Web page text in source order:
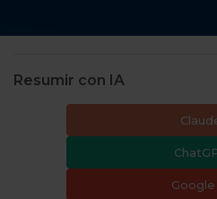
Resumir con IA
Google